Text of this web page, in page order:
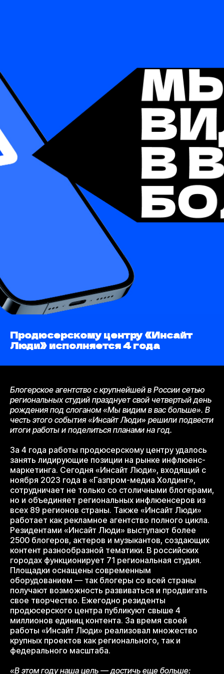
Продюсерскому центру «Инсайт
Люди» исполняется 4 года
Блогерское агентство с крупнейшей в России сетью
региональных студий празднует свой четвертый день
рождения под слоганом «Мы видим в вас больше». В
честь этого события «Инсайт Люди» решили подвести
итоги работы и поделиться планами на год.
За 4 года работы продюсерскому центру удалось
занять лидирующие позиции на рынке инфлюенс-
маркетинга. Сегодня «Инсайт Люди», входящий с
ноября 2023 года в «Газпром-медиа Холдинг»,
сотрудничает не только со столичными блогерами,
но и объединяет региональных инфлюенсеров из
всех 89 регионов страны. Также «Инсайт Люди»
работает как рекламное агентство полного цикла.
Резидентами «Инсайт Люди» выступают более
2500 блогеров, актеров и музыкантов, создающих
контент разнообразной тематики. В российских
городах функционирует 71 региональная студия.
Площадки оснащены современным
оборудованием — так блогеры со всей страны
получают возможность развиваться и продвигать
свое творчество. Ежегодно резиденты
продюсерского центра публикуют свыше 4
миллионов единиц контента. За время своей
работы «Инсайт Люди» реализовал множество
крупных проектов как регионального, так и
федерального масштаба.
«В этом году наша цель — достичь еще больше: